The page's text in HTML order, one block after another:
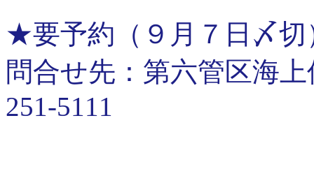
★要予約（９月７日〆切
問合せ先：第六管区海
251-5111